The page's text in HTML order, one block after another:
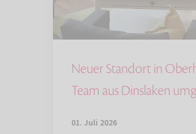
Neuer Standort in
Team aus Dinslaken
01. Juli 2026